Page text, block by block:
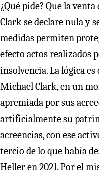
¿Qué pide? Que la
Clark se declare nula y
medidas permiten
efecto actos realizados
insolvencia. La lógica
Michael Clark, en un
apremiada por sus
artificialmente su
acreencias, con ese
tercio de lo que había
Heller en 2021. Por el